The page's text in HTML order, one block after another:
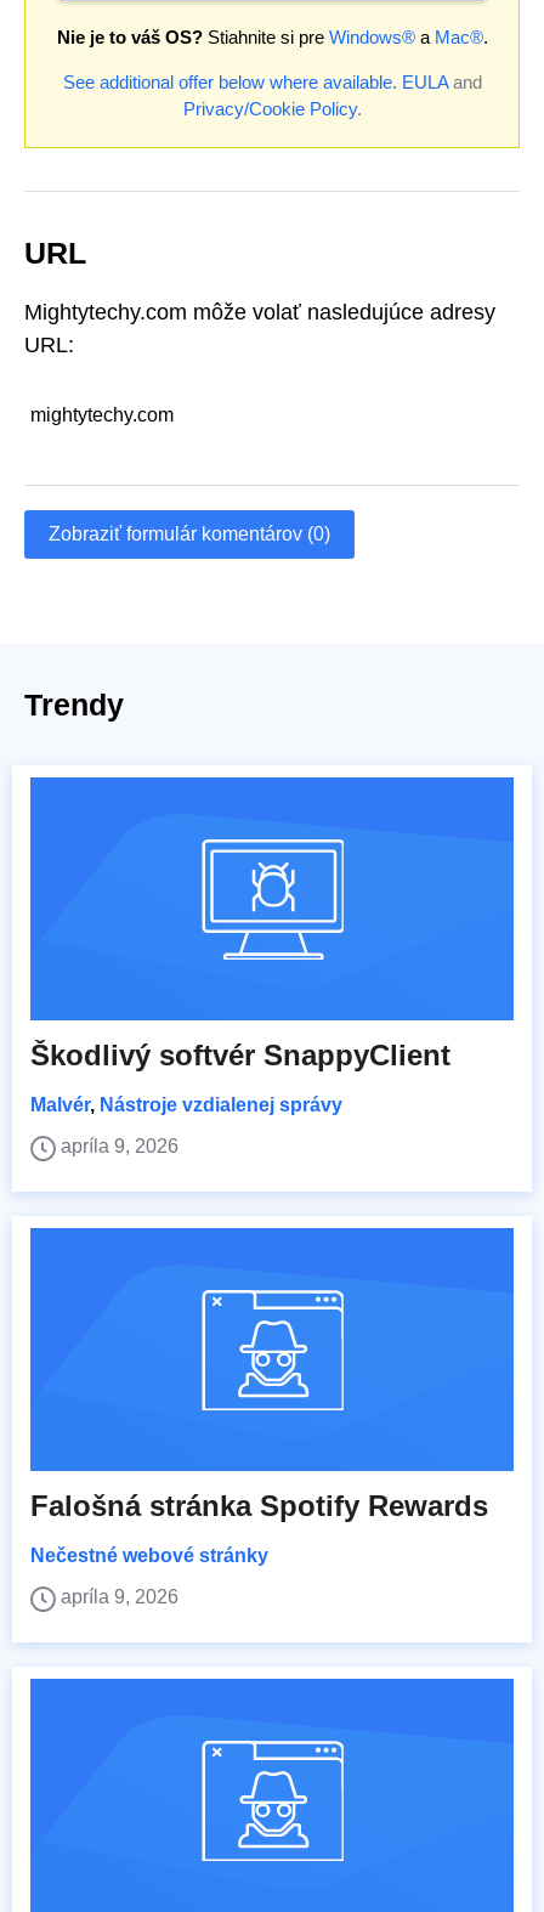
Nie je to váš OS?Stiahnite si pre Windows®a Mac®.
See additional offer below where available. EULAand
Privacy/Cookie Policy.
URL
Mightytechy.com môže volať nasledujúce adresy
URL:
mightytechy.com
Zobraziť formulár komentárov (0)
Trendy
Škodlivý softvér SnappyClient
Malvér, Nástroje vzdialenej správy
apríla 9, 2026
Falošná stránka Spotify Rewards
Nečestné webové stránky
apríla 9, 2026